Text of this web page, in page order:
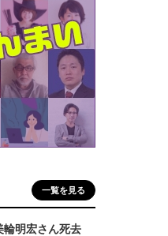
一覧を見る
輪明宏さん死去